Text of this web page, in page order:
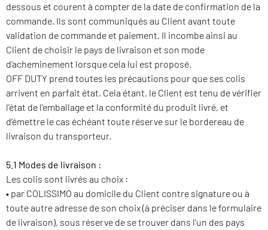
dessous et courent à compter de la date de confirmation de la
commande. Ils sont communiqués au Client avant toute
validation de commande et paiement. Il incombe ainsi au
Client de choisir le pays de livraison et son mode
d’acheminement lorsque cela lui est proposé.
OFF DUTY prend toutes les précautions pour que ses colis
arrivent en parfait état. Cela étant, le Client est tenu de vérifier
l’état de l’emballage et la conformité du produit livré, et
d’émettre le cas échéant toute réserve sur le bordereau de
livraison du transporteur.
5.1 Modes de livraison :
Les colis sont livrés au choix :
• par COLISSIMO au domicile du Client contre signature ou à
toute autre adresse de son choix (à préciser dans le formulaire
de livraison), sous réserve de se trouver dans l’un des pays